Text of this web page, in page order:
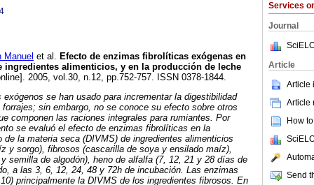
Services
Journal
Article
Article
Article
How
Send
Manuel et al. Efecto de enzimas fibrolíticas exógenas en
ingredientes alimenticios, y en la producción de leche
2005, vol.30, n.12, pp.752-757. ISSN 0378-1844.
se han usado para incrementar la digestibilidad
sin embargo, no se conoce su efecto sobre otros
componen las raciones integrales para rumiantes. Por
se evaluó el efecto de enzimas fibrolíticas en la
de la materia seca (DIVMS) de ingredientes alimenticios
y sorgo), fibrosos (cascarilla de soya y ensilado maíz),
semilla de algodón), heno de alfalfa (7, 12, 21 y 28 días de
a las 3, 6, 12, 24, 48 y 72h de incubación. Las enzimas
principalmente la DIVMS de los ingredientes fibrosos. En